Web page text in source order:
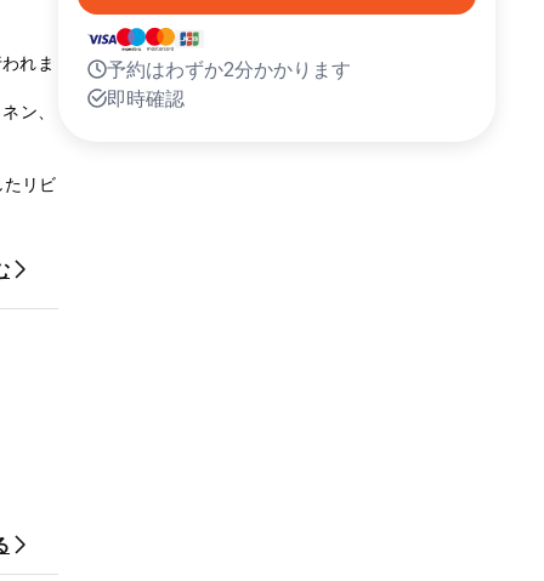
れま
ン、
たリビ
て
があ
ギン、
予約はわずか2分かかります
即時確認